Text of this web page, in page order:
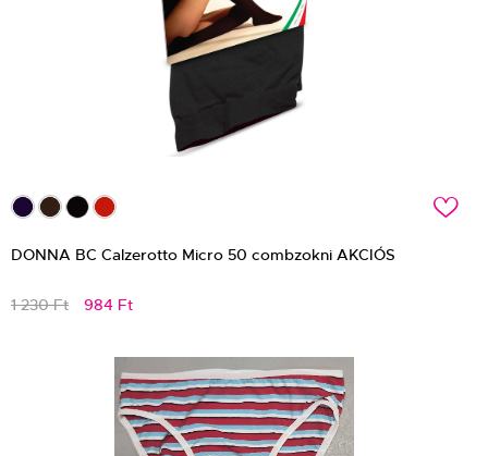
c
DONNA BC Calzerotto Micro 50 combzokni AKCIÓS
1 230 Ft 984 Ft